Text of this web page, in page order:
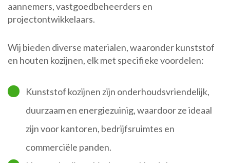
aannemers, vastgoedbeheerders en
projectontwikkelaars.
Wij bieden diverse materialen, waaronder kunststof
en houten kozijnen, elk met specifieke voordelen:
Kunststof kozijnen zijn onderhoudsvriendelijk,
duurzaam en energiezuinig, waardoor ze ideaal
zijn voor kantoren, bedrijfsruimtes en
commerciële panden.